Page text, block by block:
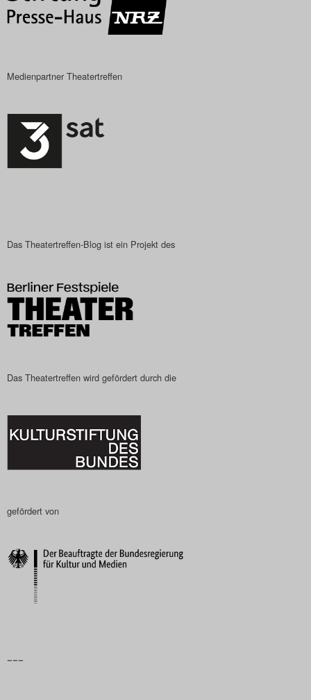
Medienpartner Theatertreffen
Das Theatertreffen-Blog ist ein Projekt des
Das Theatertreffen wird gefördert durch die
gefördert von
–––